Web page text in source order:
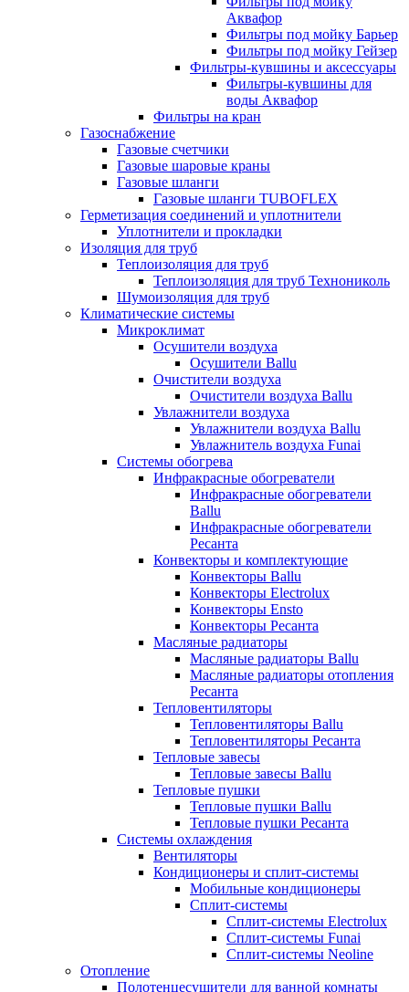
Аквафор
Фильтры под мойку Барьер
Фильтры под мойку Гейзер
Фильтры-кувшины и аксессуары
Фильтры-кувшины для
воды Аквафор
Фильтры на кран
Газоснабжение
Газовые счетчики
Газовые шаровые краны
Газовые шланги
Газовые шланги TUBOFLEX
Герметизация соединений и уплотнители
Уплотнители и прокладки
Изоляция для труб
Теплоизоляция для труб
Теплоизоляция для труб Технониколь
Шумоизоляция для труб
Климатические системы
Микроклимат
Осушители воздуха
Осушители Ballu
Очистители воздуха
Очистители воздуха Ballu
Увлажнители воздуха
Увлажнители воздуха Ballu
Увлажнитель воздуха Funai
Системы обогрева
Инфракрасные обогреватели
Инфракрасные обогреватели
Ballu
Инфракрасные обогреватели
Ресанта
Конвекторы и комплектующие
Конвекторы Ballu
Конвекторы Electrolux
Конвекторы Ensto
Конвекторы Ресанта
Масляные радиаторы
Масляные радиаторы Ballu
Масляные радиаторы отопления
Ресанта
Тепловентиляторы
Тепловентиляторы Ballu
Тепловентиляторы Ресанта
Тепловые завесы
Тепловые завесы Ballu
Тепловые пушки
Тепловые пушки Ballu
Тепловые пушки Ресанта
Системы охлаждения
Вентиляторы
Кондиционеры и сплит-системы
Мобильные кондиционеры
Сплит-системы
Сплит-системы Electrolux
Сплит-системы Funai
Сплит-системы Neoline
Отопление
Полотенцесушители для ванной комнаты